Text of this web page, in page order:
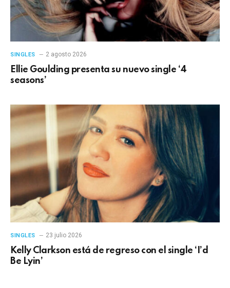
SINGLES 2 agosto 2026
Ellie Goulding presenta su nuevo single ‘4
seasons’
SINGLES 23 julio 2026
Kelly Clarkson está de regreso con el single ‘I’d
Be Lyin’